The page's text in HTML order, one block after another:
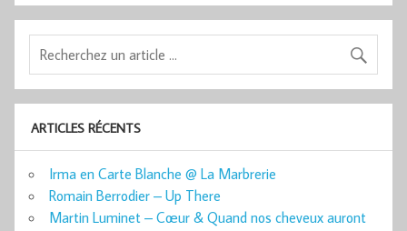
ARTICLES RÉCENTS
Irma en Carte Blanche @ La Marbrerie
Romain Berrodier – Up There
Martin Luminet – Cœur & Quand nos cheveux auront